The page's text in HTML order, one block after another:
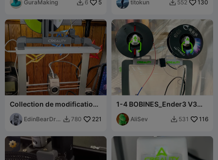
GuraMaking  6 5 titokun  552 130
Collection de modifications
pour Ender-3 V3
EdinBearDra
 780 221
1-4 BOBINES_Ender3 V3
Plus_Montage
supérieur/Capteur de fin de
filament/Barre lumineuse
AliSev  531 116